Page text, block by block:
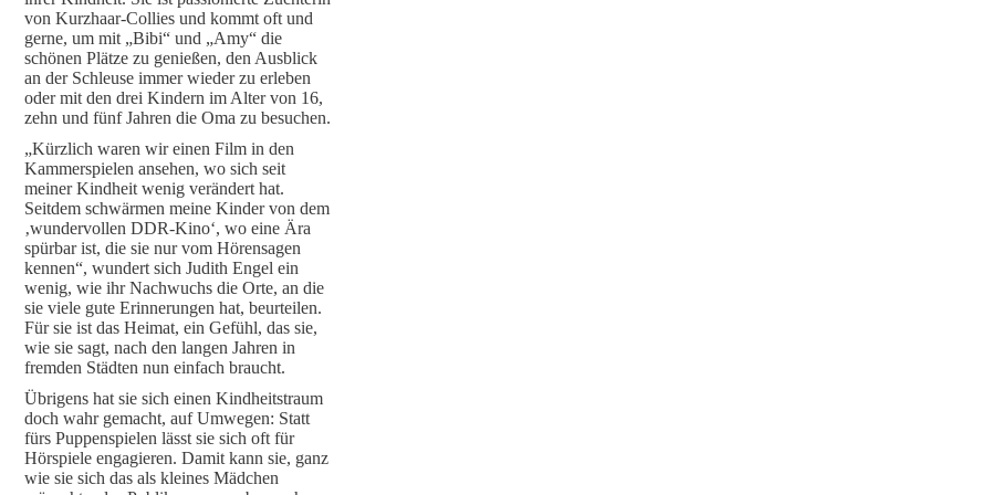
von Kurzhaar-Collies und kommt oft und
gerne, um mit „Bibi“ und „Amy“ die
schönen Plätze zu genießen, den Ausblick
an der Schleuse immer wieder zu erleben
oder mit den drei Kindern im Alter von 16,
zehn und fünf Jahren die Oma zu besuchen.
„Kürzlich waren wir einen Film in den
Kammerspielen ansehen, wo sich seit
meiner Kindheit wenig verändert hat.
Seitdem schwärmen meine Kinder von dem
‚wundervollen DDR-Kino‘, wo eine Ära
spürbar ist, die sie nur vom Hörensagen
kennen“, wundert sich Judith Engel ein
wenig, wie ihr Nachwuchs die Orte, an die
sie viele gute Erinnerungen hat, beurteilen.
Für sie ist das Heimat, ein Gefühl, das sie,
wie sie sagt, nach den langen Jahren in
fremden Städten nun einfach braucht.
Übrigens hat sie sich einen Kindheitstraum
doch wahr gemacht, auf Umwegen: Statt
fürs Puppenspielen lässt sie sich oft für
Hörspiele engagieren. Damit kann sie, ganz
wie sie sich das als kleines Mädchen